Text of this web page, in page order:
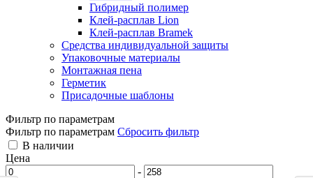
Гибридный полимер
Клей-расплав Lion
Клей-расплав Bramek
Средства индивидуальной защиты
Упаковочные материалы
Монтажная пена
Герметик
Присадочные шаблоны
Фильтр по параметрам
Фильтр по параметрам Сбросить фильтр
В наличии
Цена
-